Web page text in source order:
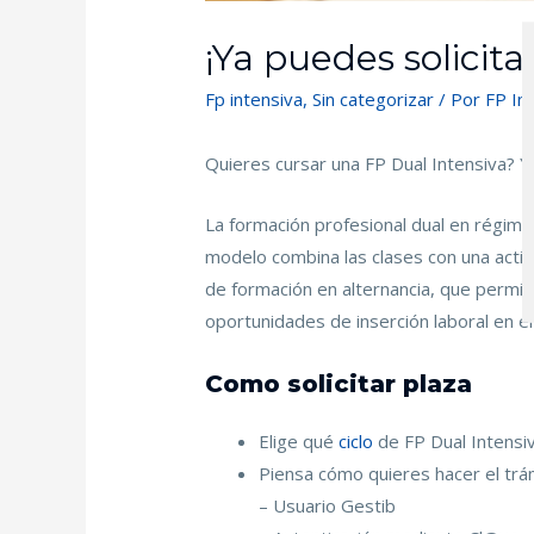
¡Ya puedes
Fp intensiva,Sin categorizar / Por FP
Quieres cursar una FP Dual
La formación profesional dual en
modelo combina las clases con una
de formación en alternancia, que
oportunidades de inserción laboral en
Como solicitar plaza
Elige quéciclo de FP Dual
Piensa cómo quieres hacer el
– Usuario Gestib